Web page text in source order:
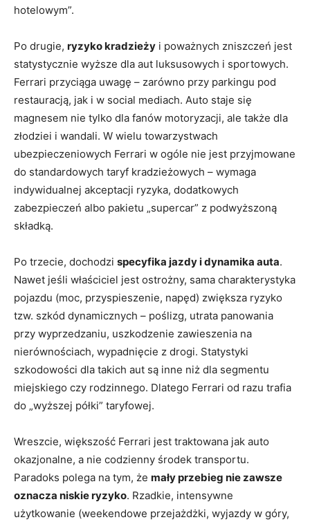
hotelowym”.
Po drugie, ryzyko kradzieży i poważnych zniszczeń jest
statystycznie wyższe dla aut luksusowych i sportowych.
Ferrari przyciąga uwagę – zarówno przy parkingu pod
restauracją, jak i w social mediach. Auto staje się
magnesem nie tylko dla fanów motoryzacji, ale także dla
złodziei i wandali. W wielu towarzystwach
ubezpieczeniowych Ferrari w ogóle nie jest przyjmowane
do standardowych taryf kradzieżowych – wymaga
indywidualnej akceptacji ryzyka, dodatkowych
zabezpieczeń albo pakietu „supercar” z podwyższoną
składką.
Po trzecie, dochodzi specyfika jazdy i dynamika auta.
Nawet jeśli właściciel jest ostrożny, sama charakterystyka
pojazdu (moc, przyspieszenie, napęd) zwiększa ryzyko
tzw. szkód dynamicznych – poślizg, utrata panowania
przy wyprzedzaniu, uszkodzenie zawieszenia na
nierównościach, wypadnięcie z drogi. Statystyki
szkodowości dla takich aut są inne niż dla segmentu
miejskiego czy rodzinnego. Dlatego Ferrari od razu trafia
do „wyższej półki” taryfowej.
Wreszcie, większość Ferrari jest traktowana jak auto
okazjonalne, a nie codzienny środek transportu.
Paradoks polega na tym, że mały przebieg nie zawsze
oznacza niskie ryzyko. Rzadkie, intensywne
użytkowanie (weekendowe przejażdżki, wyjazdy w góry,